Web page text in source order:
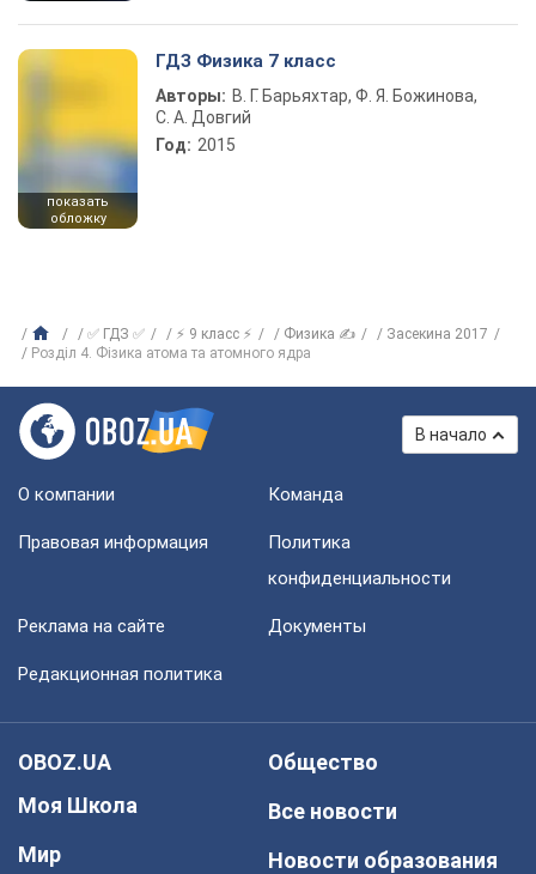
показать
обложку
ГДЗ Физика 7 класс
Авторы: В. Г. Барьяхтар, Ф. Я. Божинова,
С. А. Довгий
Год: 2015
✅ ГДЗ ✅ ⚡ 9 класс ⚡ Физика ✍
Засекина 2017
Розділ 4. Фізика атома та атомного ядра
В начало
О компании Команда
Правовая информация
Политика
конфиденциальности
Реклама на сайте Документы
Редакционная политика
OBOZ.UA
Моя Школа
Мир
Общество
Все новости
Новости образования